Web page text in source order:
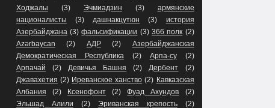
Ходжалы
(3) Эчмиадзин (3)
армянские
националисты
(3) дашнакцутюн (3)
история
Азербайджана (3) фальсификации (3) 366 полк (2)
Azərbaycan
(2) АДР (2)
Азербайджанская
Демократическая Республика
(2) Арпа-су
(2)
Арпачай
(2) Девичья Башня (2) Дербент
(2)
Джавахетия (2) Иреванское ханство (2) Кавказская
Албания
(2) Ксенофонт (2) Фуад Ахундов
(2)
Эльшад Алили
(2) Эриванская крепость
(2)